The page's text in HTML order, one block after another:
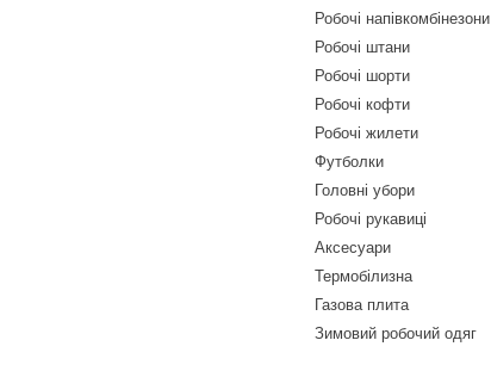
Робочі напівкомбінезони
Робочі штани
Робочі шорти
Робочі кофти
Робочі жилети
Футболки
Головні убори
Робочі рукавиці
Аксесуари
Термобілизна
Газова плита
Зимовий робочий одяг